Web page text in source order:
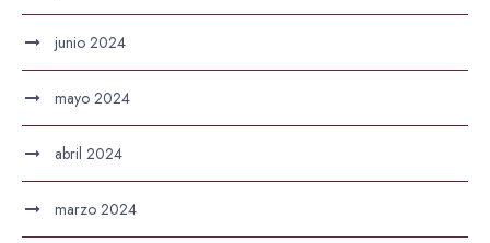
junio 2024
mayo 2024
abril 2024
marzo 2024